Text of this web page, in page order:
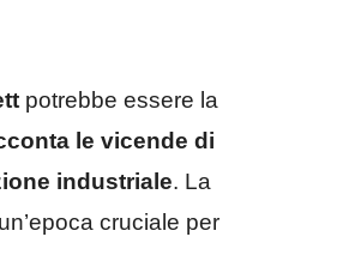
potrebbe essere la
le vicende di
industriale. La
cruciale per